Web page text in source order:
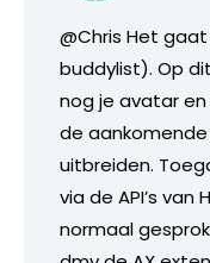
@Chris Het
buddylist). Op
nog je avatar
de
uitbreiden.
via de API’s van
normaal